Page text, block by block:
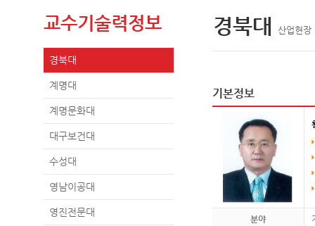
교수기술력정보
경북대
계명대
계명문화대
대구보건대
수성대
영남이공대
영진전문대
경북대 산업현장
기본정보
분야